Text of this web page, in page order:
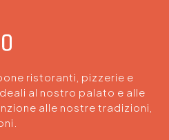
ristoranti, pizzerie e
al nostro palato e alle
alle nostre tradizioni,